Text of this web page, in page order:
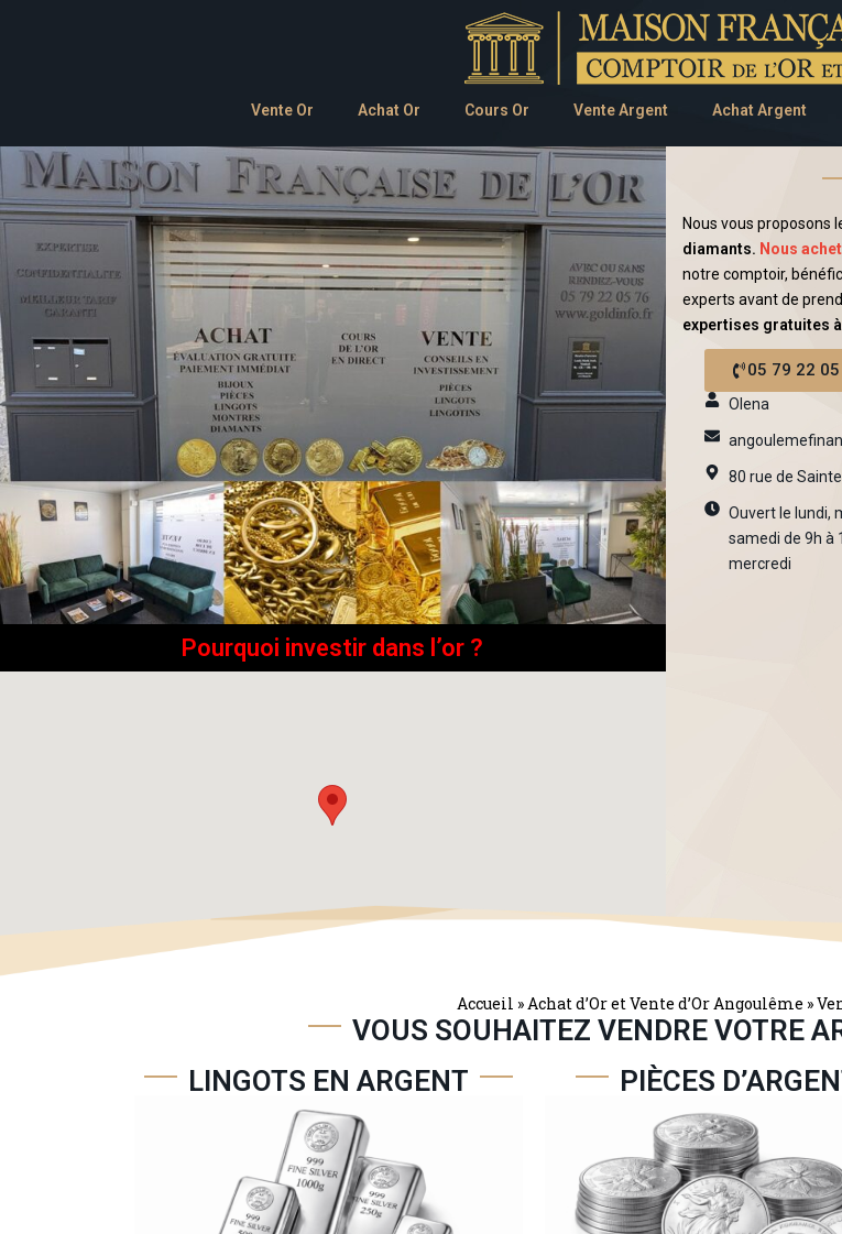
Vente Or Achat Or Cours Or Vente Argent Achat Argent
Pourquoi investir dans l’or ?
Nous vous proposons
diamants. Nous
notre comptoir,
experts avant de
expertises gratuites
05 79 22
Olena
80 rue de
Ouvert le lundi,
samedi de 9h à
mercredi
Accueil »Achat d’Or et Vente d’Or Angoulême »
VOUS SOUHAITEZ VENDRE VOTRE
LINGOTS EN ARGENT
PIÈCES